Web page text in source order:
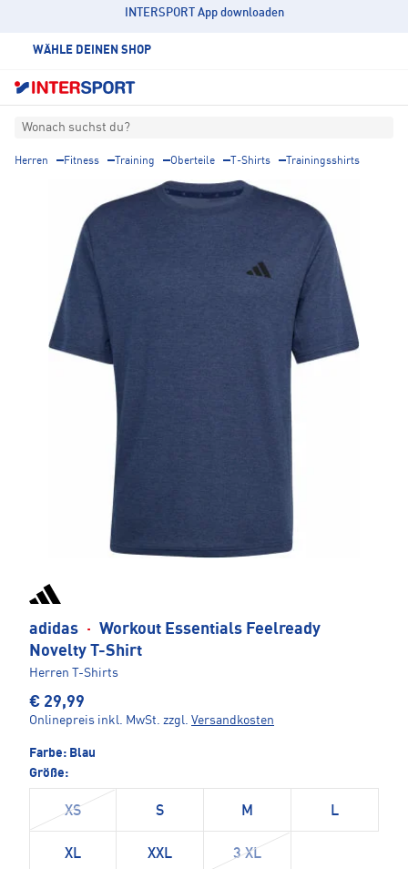
INTERSPORT App downloaden
WÄHLE DEINEN SHOP
Wonach suchst du?
Herren Fitness Training Oberteile T-Shirts Trainingsshirts
adidas · Workout Essentials Feelready
Novelty T-Shirt
Herren T-Shirts
€ 29,99
Onlinepreis inkl. MwSt. zzgl. Versandkosten
Farbe: Blau
Größe:
XS S M L
XL XXL 3 XL